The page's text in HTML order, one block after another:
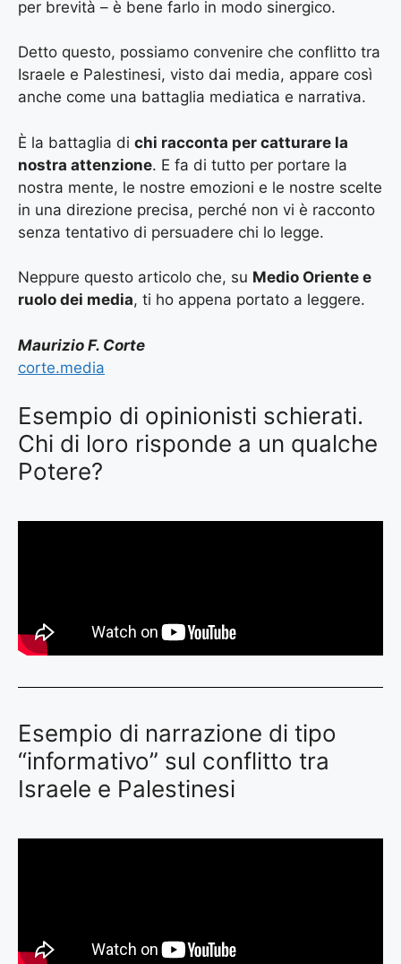
per brevità – è bene farlo in modo sinergico.
Detto questo, possiamo convenire che conflitto tra
Israele e Palestinesi, visto dai media, appare così
anche come una battaglia mediatica e narrativa.
È la battaglia di chi racconta per catturare la
nostra attenzione. E fa di tutto per portare la
nostra mente, le nostre emozioni e le nostre scelte
in una direzione precisa, perché non vi è racconto
senza tentativo di persuadere chi lo legge.
Neppure questo articolo che, su Medio Oriente e
ruolo dei media, ti ho appena portato a leggere.
Maurizio F. Corte
corte.media
Esempio di opinionisti schierati.
Chi di loro risponde a un qualche
Potere?
Esempio di narrazione di tipo
“informativo” sul conflitto tra
Israele e Palestinesi